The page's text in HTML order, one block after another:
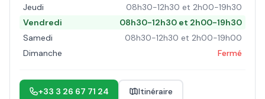
Jeudi
08h30-12h30 et 2h00-19h30
Vendredi
08h30-12h30 et 2h00-19h30
Samedi
08h30-12h30 et 2h00-19h00
Dimanche
Fermé
+33 3 26 67 71 24 Itinéraire